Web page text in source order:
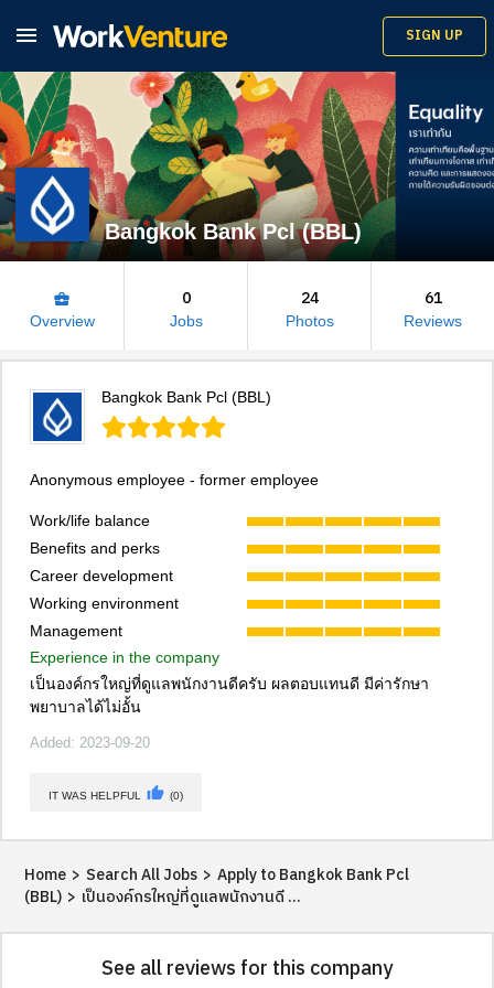
 SIGN UP
Bangkok Bank Pcl (BBL)
business_center
Overview
0
Jobs
24
Photos
61
Reviews
Bangkok Bank Pcl (BBL)
Anonymous employee - former employee
Work/life balance
Benefits and perks
Career development
Working environment
Management
Experience in the company
เป็นองค์กรใหญ่ที่ดูแลพนักงานดีครับ ผลตอบแทนดี มีค่ารักษา
พยาบาลได้ไม่อั้น
Added: 2023-09-20
IT WAS HELPFUL thumb_up (0)
Home > Search All Jobs > Apply to Bangkok Bank Pcl
(BBL) > เป็นองค์กรใหญ่ที่ดูแลพนักงานดี ...
See all reviews for this company